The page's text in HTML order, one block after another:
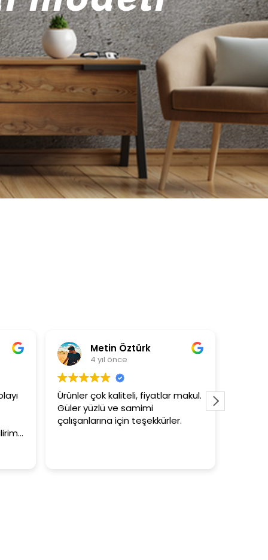
Metin Öztürk
4 yıl önce
Ürünler çok kaliteli, fiyatlar makul.
Güler yüzlü ve samimi
çalışanlarına için teşekkürler.
3+1 evin
tutar